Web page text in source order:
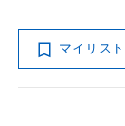
マイリス